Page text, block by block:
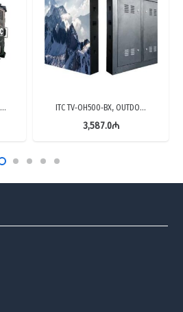
ITC TV‑OH500‑BX, OUTDO…
3,587.0₼